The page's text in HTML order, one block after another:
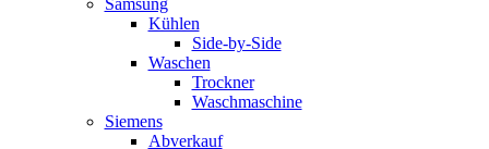
Samsung
Kühlen
Side-by-Side
Waschen
Trockner
Waschmaschine
Siemens
Abverkauf